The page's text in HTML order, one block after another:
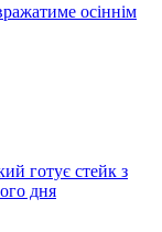
осіннім
готує стейк з
дня